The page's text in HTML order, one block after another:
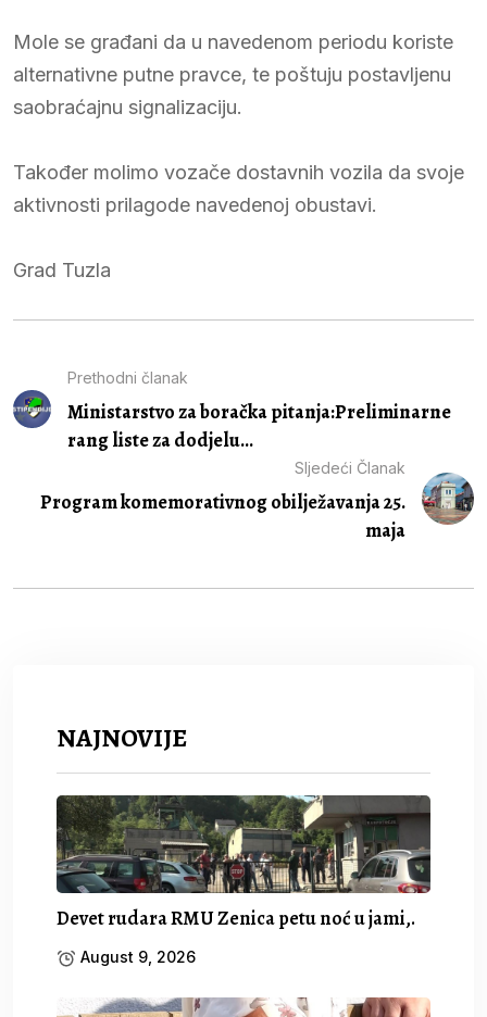
Mole se građani da u navedenom periodu koriste
alternativne putne pravce, te poštuju postavljenu
saobraćajnu signalizaciju.
Također molimo vozače dostavnih vozila da svoje
aktivnosti prilagode navedenoj obustavi.
Grad Tuzla
Prethodni članak
Ministarstvo za boračka pitanja:Preliminarne
rang liste za dodjelu...
Sljedeći Članak
Program komemorativnog obilježavanja 25.
maja
NAJNOVIJE
Devet rudara RMU Zenica petu noć u jami,.
August 9, 2026